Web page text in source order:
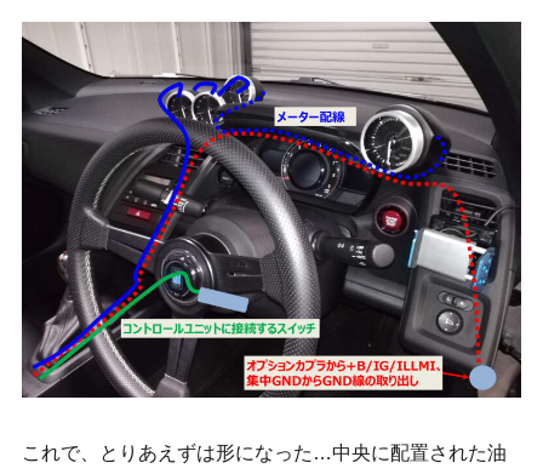
これで、とりあえずは形になった…中央に配置された油